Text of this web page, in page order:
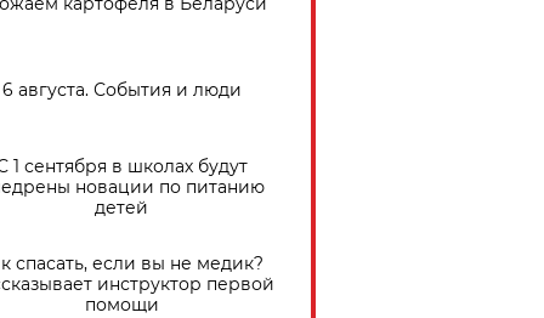
6 августа. События и люди
1 сентября в школах будут
новации по питанию
детей
спасать, если вы не медик?
инструктор первой
помощи